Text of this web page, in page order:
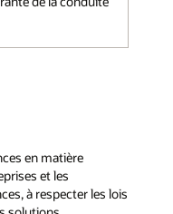
en matière
et les
à respecter les lois